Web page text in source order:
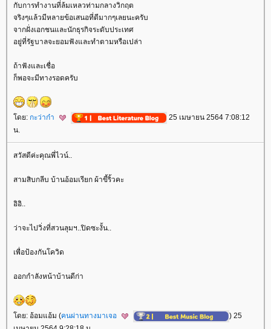
กับการทำงานที่ล้มเหลวท่ามกลางวิกฤต
จริงๆแล้วมีหลายข้อเสนอที่ดีมากๆเลยนะครับ
จากฝั่งเอกชนและนักธุรกิจระดับประเทศ
อยู่ที่รัฐบาลจะยอมฟังและทำตามหรือเปล่า
ถ้าฟังและเชื่อ
ก็พอจะมีทางรอดครับ
ดย: กะว่าก๋า
25 เมษายน 2564 7:08:12
น.
สวัสดีค่ะคุณพี่ไวน์..
สามสิบกลีบ บ้านอ้อมเรียก ผ้าขี้ริ้วคะ
อิอิ..
ว่าจะไปวิ่งที่สวนลุมฯ..ปิดซะงั้น..
เพื่อป้องกันโควิด
ออกกำลังหน้าบ้านดีก่า
ดย: อ้อมแอ้ม (คนผ่านทางมาเจอ
) 25